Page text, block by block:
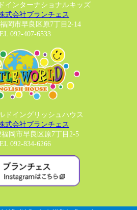
インターナショナルキッズ
式会社ブランチェス
岡市早良区原7丁目2-14
092-407-6533
ドイングリッシュハウス
式会社ブランチェス
福岡市早良区原7丁目2-5
092-834-6266